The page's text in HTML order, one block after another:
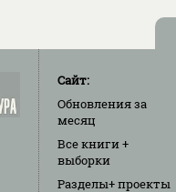
Сайт:
Обновленияза
месяц
Все книги+
выборки
Разделы+ проекты